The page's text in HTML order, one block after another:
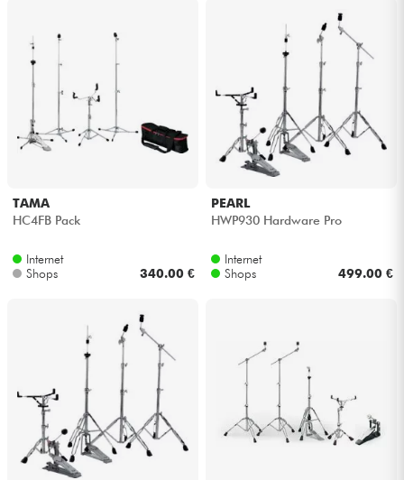
TAMA
HC4FB Pack
Internet
Shops
340.00 €
PEARL
HWP930 Hardware Pro
Internet
Shops
499.00 €